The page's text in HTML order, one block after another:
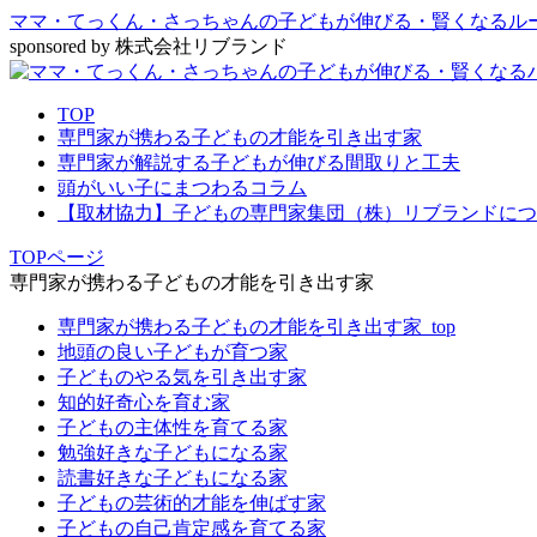
ママ・てっくん・さっちゃんの⼦どもが伸びる・賢くなるル
sponsored by 株式会社リブランド
TOP
専門家が携わる子どもの才能を引き出す家
専門家が解説する子どもが伸びる間取りと工夫
頭がいい子にまつわるコラム
【取材協力】子どもの専門家集団（株）リブランドに
TOPページ
専門家が携わる子どもの才能を引き出す家
専門家が携わる子どもの才能を引き出す家_top
地頭の良い子どもが育つ家
子どものやる気を引き出す家
知的好奇心を育む家
子どもの主体性を育てる家
勉強好きな子どもになる家
読書好きな子どもになる家
子どもの芸術的才能を伸ばす家
子どもの自己肯定感を育てる家